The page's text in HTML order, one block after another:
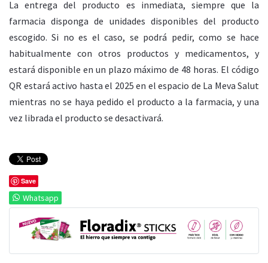
La entrega del producto es inmediata, siempre que la
farmacia disponga de unidades disponibles del producto
escogido. Si no es el caso, se podrá pedir, como se hace
habitualmente con otros productos y medicamentos, y
estará disponible en un plazo máximo de 48 horas. El código
QR estará activo hasta el 2025 en el espacio de La Meva Salut
mientras no se haya pedido el producto a la farmacia, y una
vez librada el producto se desactivará.
Save
Whatsapp